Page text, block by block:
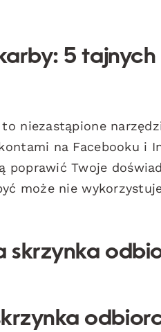
5 tajnych
to niezastąpione
na Facebooku i
poprawić Twoje
może nie
skrzynka